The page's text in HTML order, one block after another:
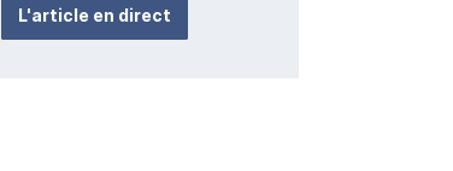
L'article en direct